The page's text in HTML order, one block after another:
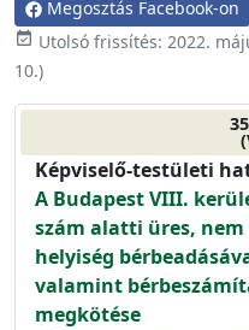
Megosztás Facebook-on
event_available Utolsó frissítés: 2022.
10.)
Képviselő-testületi
A Budapest VIII.
szám alatti üres,
helyiség
valamint
megkötése